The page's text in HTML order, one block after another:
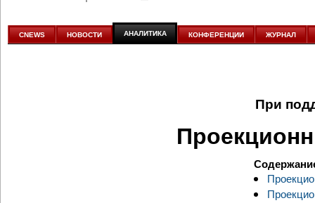
аналитике
CNEWS НОВОСТИ АНАЛИТИКА КОНФЕРЕНЦИИ ЖУРНАЛ
При